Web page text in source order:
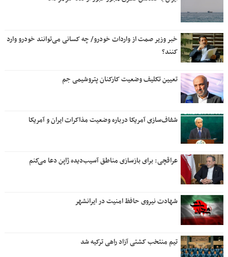
خبر وزیر صمت از واردات خودرو/ چه کسانی می‌توانند خودرو وارد
کنند؟
تعیین تکلیف وضعیت کارکنان پتروشیمی جم
شفاف‌سازی آمریکا درباره وضعیت مذاکرات ایران و آمریکا
عراقچی: برای بازسازی مناطق آسیب‌دیده ژاپن دعا می‌کنم
شهادت نیروی حافظ امنیت در ایرانشهر
تیم منتخب کشتی آزاد راهی ترکیه شد